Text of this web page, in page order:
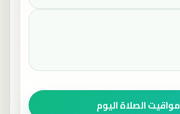
مواقيت الصلاة اليوم